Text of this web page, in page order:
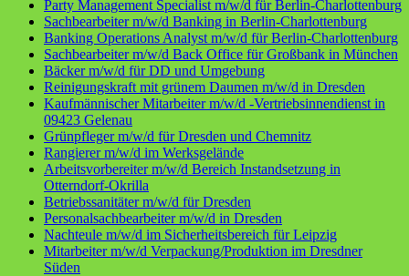
Party Management Specialist m/w/d für Berlin-Charlottenburg
Sachbearbeiter m/w/d Banking in Berlin-Charlottenburg
Banking Operations Analyst m/w/d für Berlin-Charlottenburg
Sachbearbeiter m/w/d Back Office für Großbank in München
Bäcker m/w/d für DD und Umgebung
Reinigungskraft mit grünem Daumen m/w/d in Dresden
Kaufmännischer Mitarbeiter m/w/d -Vertriebsinnendienst in
09423 Gelenau
Grünpfleger m/w/d für Dresden und Chemnitz
Rangierer m/w/d im Werksgelände
Arbeitsvorbereiter m/w/d Bereich Instandsetzung in
Otterndorf-Okrilla
Betriebssanitäter m/w/d für Dresden
Personalsachbearbeiter m/w/d in Dresden
Nachteule m/w/d im Sicherheitsbereich für Leipzig
Mitarbeiter m/w/d Verpackung/Produktion im Dresdner
Süden